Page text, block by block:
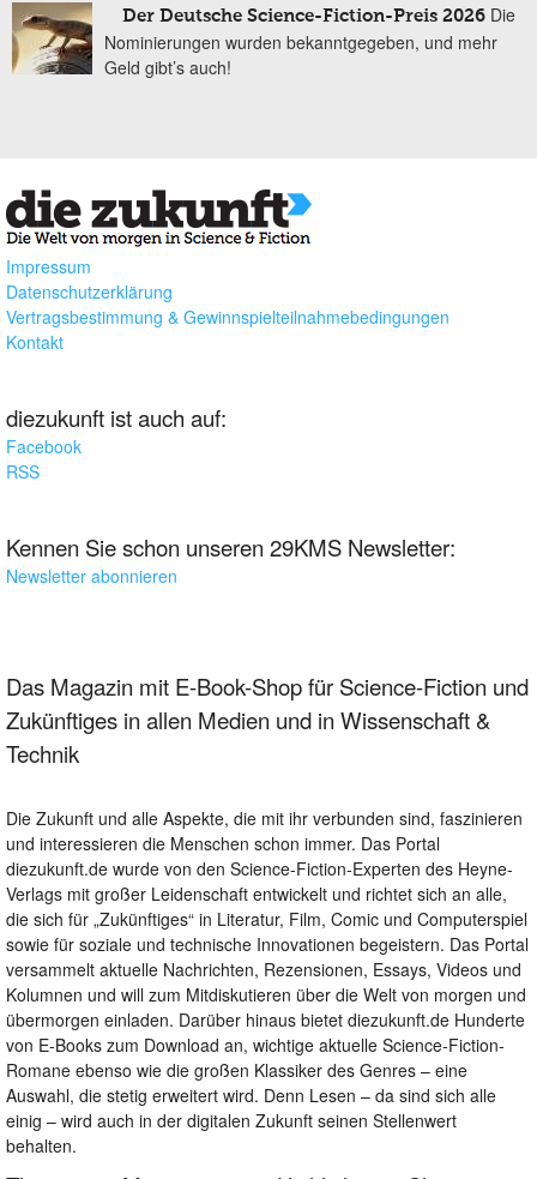
Der Deutsche Science-Fiction-Preis 2026 Die
Nominierungen wurden bekanntgegeben, und mehr
Geld gibt’s auch!
Impressum
Datenschutzerklärung
Vertragsbestimmung & Gewinnspielteilnahmebedingungen
Kontakt
diezukunft ist auch auf:
Facebook
RSS
Kennen Sie schon unseren 29KMS Newsletter:
Newsletter abonnieren
Das Magazin mit E-Book-Shop für Science-Fiction und
Zukünftiges in allen Medien und in Wissenschaft &
Technik
Die Zukunft und alle Aspekte, die mit ihr verbunden sind, faszinieren
und interessieren die Menschen schon immer. Das Portal
diezukunft.de wurde von den Science-Fiction-Experten des Heyne-
Verlags mit großer Leidenschaft entwickelt und richtet sich an alle,
die sich für „Zukünftiges“ in Literatur, Film, Comic und Computerspiel
sowie für soziale und technische Innovationen begeistern. Das Portal
versammelt aktuelle Nachrichten, Rezensionen, Essays, Videos und
Kolumnen und will zum Mitdiskutieren über die Welt von morgen und
übermorgen einladen. Darüber hinaus bietet diezukunft.de Hunderte
von E-Books zum Download an, wichtige aktuelle Science-Fiction-
Romane ebenso wie die großen Klassiker des Genres – eine
Auswahl, die stetig erweitert wird. Denn Lesen – da sind sich alle
einig – wird auch in der digitalen Zukunft seinen Stellenwert
behalten.